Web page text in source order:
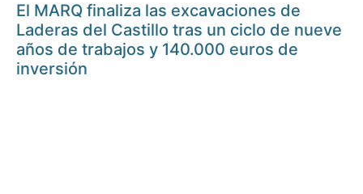
El MARQ finaliza las excavaciones de
Laderas del Castillo tras un ciclo de nueve
años de trabajos y 140.000 euros de
inversión